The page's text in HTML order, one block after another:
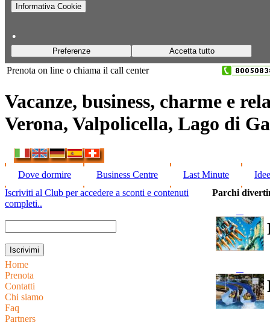
Informativa Cookie
.
Preferenze Accetta tutto
Prenota on line o chiama il call center
Vacanze, business, charme e
Verona, Valpolicella, Lago di
Dove dormire Business Centre Last Minute
Iscriviti al Club per accedere a sconti e contenuti
completi..
Home
Prenota
Contatti
Chi siamo
Faq
Partners
Parchi